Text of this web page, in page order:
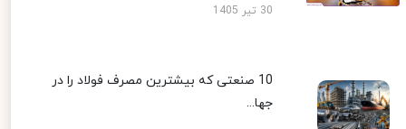
30 تیر 1405
10 صنعتی که بیشترین مصرف فولاد را در
جها...